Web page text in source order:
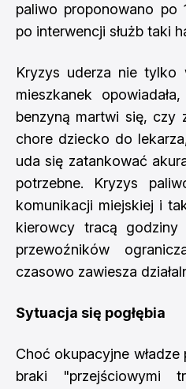
paliwo proponowano po
po interwencji służb taki
Kryzys uderza nie tylko
mieszkanek
benzyną martwi się, czy
chore dziecko do
uda się zatankować
potrzebne. Kryzys
komunikacji miejskiej i
kierowcy tracą
przewoźników
czasowo zawiesza
Sytuacja się pogłębia
Choć okupacyjne władze
braki "przejściowymi